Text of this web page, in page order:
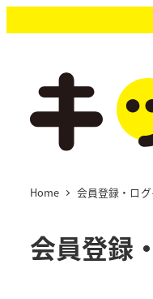
イ
Home 会員登録・ロ
会員登録